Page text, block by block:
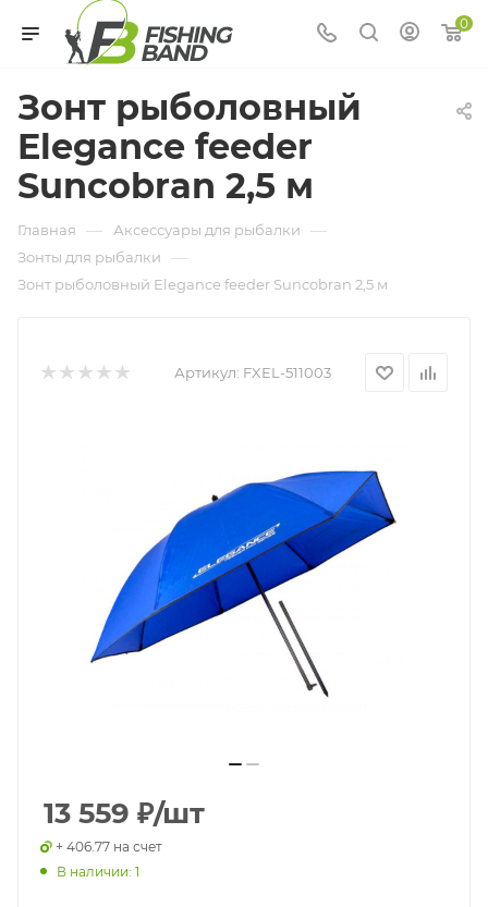
0
Зонт рыболовный
Elegance feeder
Suncobran 2,5 м
Главная — Аксессуары для рыбалки —
Зонты для рыбалки —
Зонт рыболовный Elegance feeder Suncobran 2,5 м
Артикул: FXEL-511003
13 559 ₽/шт
+ 406.77 на счет
В наличии: 1